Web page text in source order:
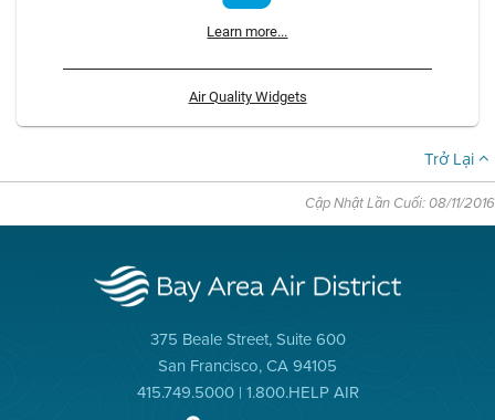
Learn more...
Air Quality Widgets
Trở Lại
Cập Nhật Lần Cuối: 08/11/2016
375 Beale Street, Suite 600
San Francisco, CA 94105
415.749.5000 | 1.800.HELP AIR